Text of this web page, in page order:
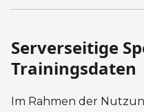
Serverseitige
Trainingsdaten
Im Rahmen der